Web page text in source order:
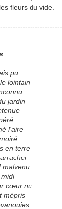
fleurs du vide.
pu
lointain
jardin
l'aire
en terre
malvenu
midi
cœur nu
mépris